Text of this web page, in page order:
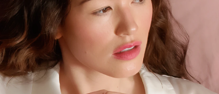
Mis dispositivos
Mis pedidos
Mis direcciones
Mis suscripciones
FAQ™ Pure Beauty-Tech Elixir
issa™ Teeth Whitening Set
English Deutsch
Español
Français
Português
Polski
Svenska
Русский
Türkçe
简体中文 繁體中文